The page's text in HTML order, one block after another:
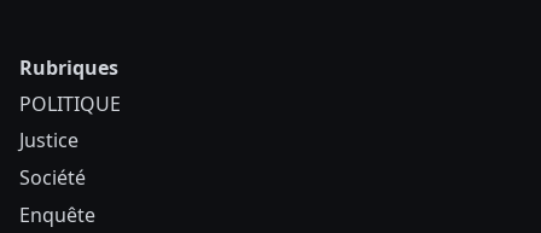
Rubriques
POLITIQUE
Justice
Société
Enquête